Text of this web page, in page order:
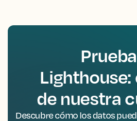
Prueba
de nuestra
Descubre cómo los datos